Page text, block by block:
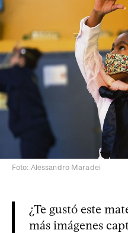
Foto: Alessandro Maradei
¿Te gustó este
más imágenes